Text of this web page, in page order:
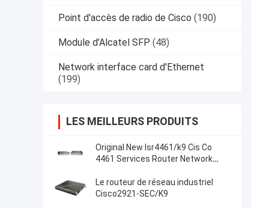
Point d'accès de radio de Cisco (190)
Module d'Alcatel SFP (48)
Network interface card d'Ethernet
(199)
LES MEILLEURS PRODUITS
Original New Isr4461/k9 Cis Co
4461 Services Router Network
Le routeur de réseau industriel
Cisco2921-SEC/K9